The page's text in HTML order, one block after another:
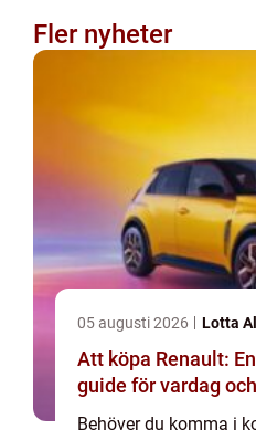
Fler nyheter
05 augusti 2026 Lotta
Att köpa Renault:
guide för vardag
Behöver du komma i